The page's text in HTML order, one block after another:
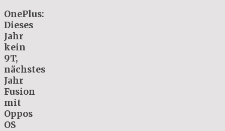
OnePlus:
Dieses
Jahr
kein
9T,
nächstes
Jahr
Fusion
mit
Oppos
OS